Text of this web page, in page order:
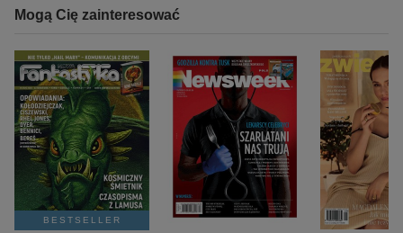
Mogą Cię zainteresować
BESTSELLER